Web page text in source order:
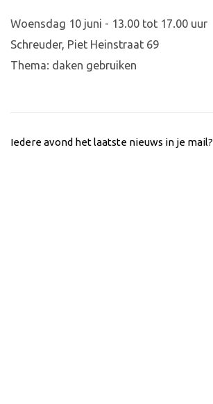
Woensdag 10 juni - 13.00 tot 17.00 uur
Schreuder, Piet Heinstraat 69
Thema: daken gebruiken
Iedere avond het laatste nieuws in je mail?